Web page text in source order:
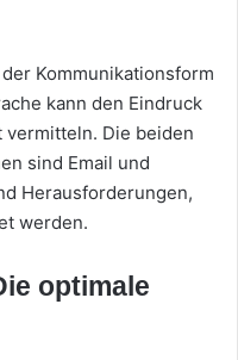
Kommunikationsform
kann den Eindruck
vermitteln. Die beiden
sind Email und
Herausforderungen,
werden.
optimale